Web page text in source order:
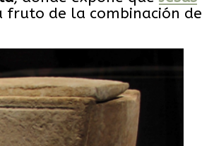
de la combinación de